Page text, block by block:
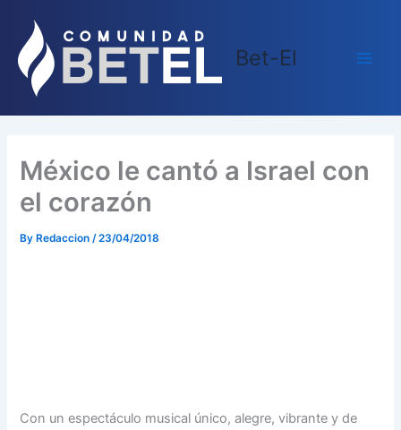
content
Bet-El
México le cantó a Israel con
el corazón
ByRedaccion /23/04/2018
Con un espectáculo musical único, alegre, vibrante y de